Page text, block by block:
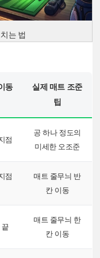
는 법
동
실제 매트 조준
팁
점
공 하나 정도의
미세한 오조준
점
매트 줄무늬 반
칸 이동
끝
매트 줄무늬 한
칸 이동